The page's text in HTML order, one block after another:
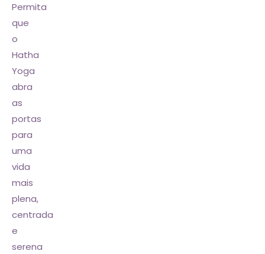
Permita
que
o
Hatha
Yoga
abra
as
portas
para
uma
vida
mais
plena,
centrada
e
serena